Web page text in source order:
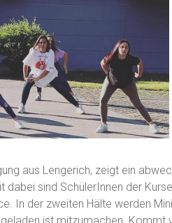
aus Lengerich, zeigt ein
sind SchülerInnen der
In der zweiten Hälte werden Mini